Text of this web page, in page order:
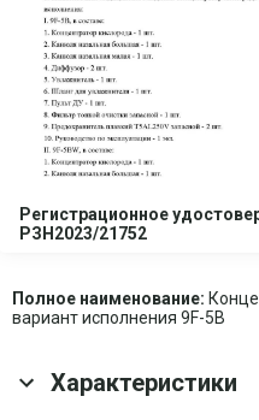
Регистрационное
РЗН2023/21752
Полное наименование:
вариант исполнения 9F-5B
Характеристики